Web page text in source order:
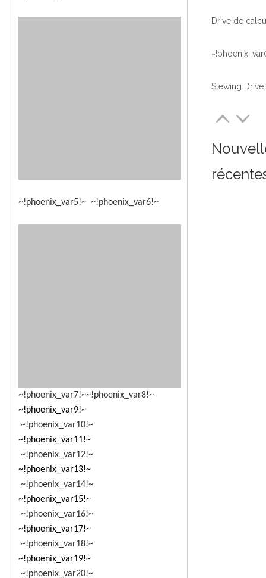
~!phoenix_var5!~ ~!phoenix_var6!~
~!phoenix_var7!~~!phoenix_var8!~
~!phoenix_var9!~
~!phoenix_var10!~
~!phoenix_var11!~
~!phoenix_var12!~
~!phoenix_var13!~
~!phoenix_var14!~
~!phoenix_var15!~
~!phoenix_var16!~
~!phoenix_var17!~
~!phoenix_var18!~
~!phoenix_var19!~
~!phoenix_var20!~